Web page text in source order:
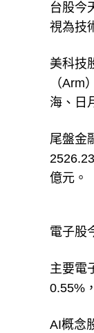
台股今
視為技
美科技
（
海、日
尾盤金
億元。
電子股
主要電
0.55%
AI概念